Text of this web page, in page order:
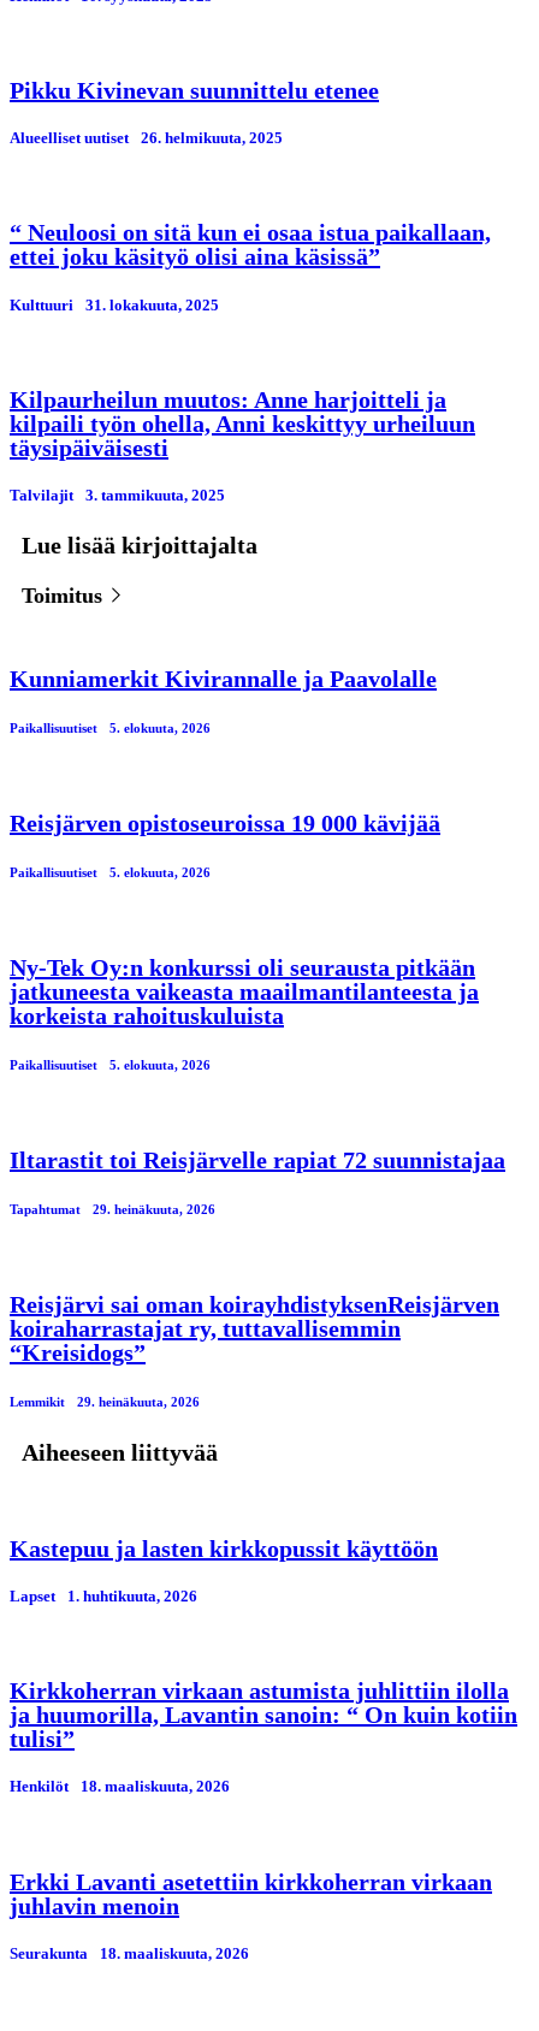
Pikku Kivinevan suunnittelu etenee
Alueelliset uutiset 26. helmikuuta, 2025
“ Neuloosi on sitä kun ei osaa istua paikallaan,
ettei joku käsityö olisi aina käsissä”
Kulttuuri 31. lokakuuta, 2025
Kilpaurheilun muutos: Anne harjoitteli ja
kilpaili työn ohella, Anni keskittyy urheiluun
täysipäiväisesti
Talvilajit 3. tammikuuta, 2025
Lue lisää kirjoittajalta
Toimitus
Kunniamerkit Kivirannalle ja Paavolalle
Paikallisuutiset 5. elokuuta, 2026
Reisjärven opistoseuroissa 19 000 kävijää
Paikallisuutiset 5. elokuuta, 2026
Ny-Tek Oy:n konkurssi oli seurausta pitkään
jatkuneesta vaikeasta maailmantilanteesta ja
korkeista rahoituskuluista
Paikallisuutiset 5. elokuuta, 2026
Iltarastit toi Reisjärvelle rapiat 72 suunnistajaa
Tapahtumat 29. heinäkuuta, 2026
Reisjärvi sai oman koirayhdistyksenReisjärven
koiraharrastajat ry, tuttavallisemmin
“Kreisidogs”
Lemmikit 29. heinäkuuta, 2026
Aiheeseen liittyvää
Kastepuu ja lasten kirkkopussit käyttöön
Lapset 1. huhtikuuta, 2026
Kirkkoherran virkaan astumista juhlittiin ilolla
ja huumorilla, Lavantin sanoin: “ On kuin kotiin
tulisi”
Henkilöt 18. maaliskuuta, 2026
Erkki Lavanti asetettiin kirkkoherran virkaan
juhlavin menoin
Seurakunta 18. maaliskuuta, 2026